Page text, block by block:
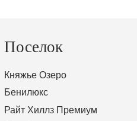
Поселок
Княжье Озеро
Бенилюкс
Райт Хиллз Премиум